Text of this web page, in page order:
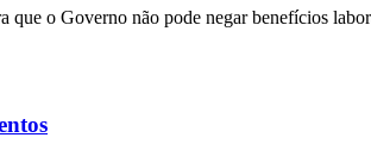
o Governo não pode negar benefícios